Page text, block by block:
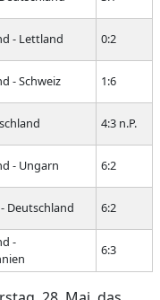
- Lettland 0:2
- Schweiz 1:6
4:3 n.P.
- Ungarn 6:2
Deutschland 6:2
-
6:3